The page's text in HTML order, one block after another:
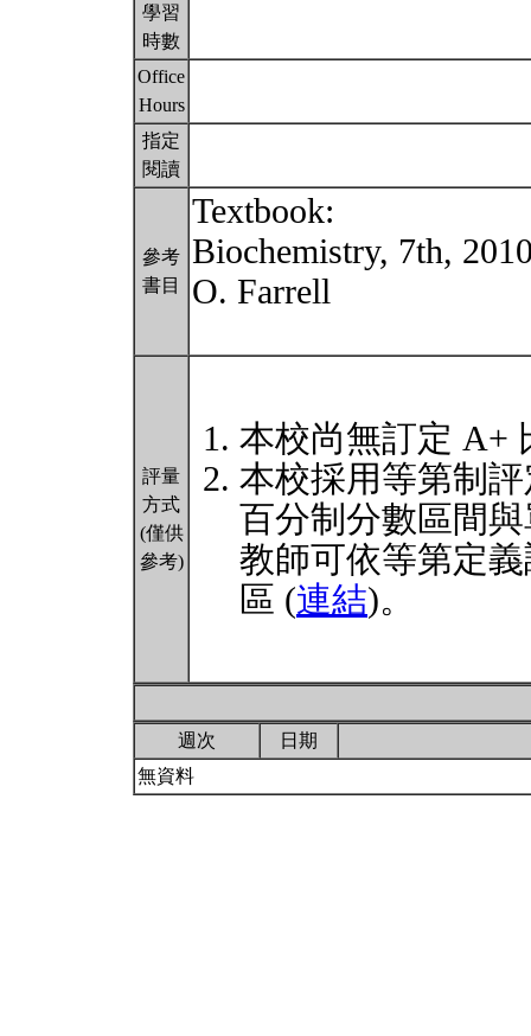
學習
時數
Office
Hours
指定
閱讀
參考
書目
Textbook:
Biochemistry, 7th,
O. Farrell
評量
方式
(僅供
參考)
本校尚無訂定 A+
本校採用等第制
百分制分數區間
教師可依等第定
區 (連結)。
週次
日期
無資料